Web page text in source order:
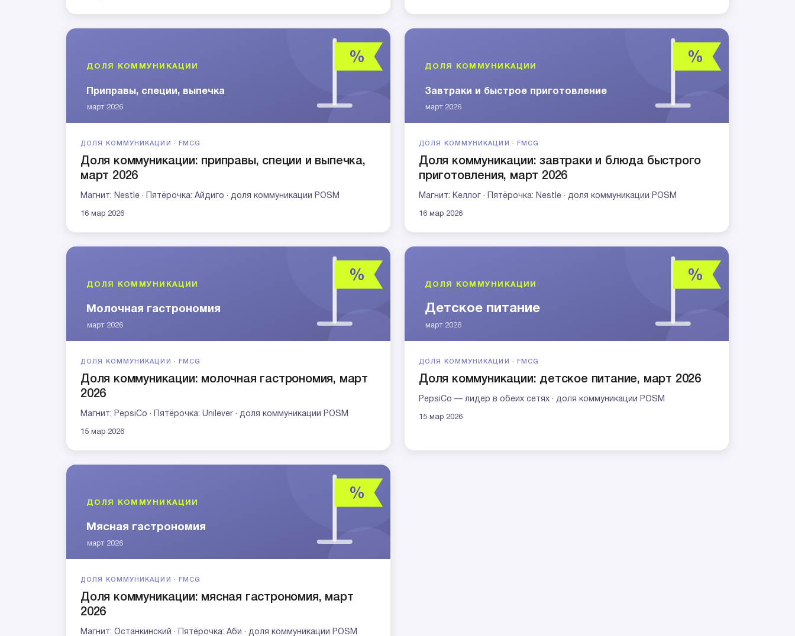
ДОЛЯ КОММУНИКАЦИИ · FMCG
Доля коммуникации: приправы, специи и выпечка,
март 2026
Магнит: Nestle · Пятёрочка: Айдиго · доля коммуникации POSM
16 мар 2026
ДОЛЯ КОММУНИКАЦИИ · FMCG
Доля коммуникации: завтраки и блюда быстрого
приготовления, март 2026
Магнит: Келлог · Пятёрочка: Nestle · доля коммуникации POSM
16 мар 2026
ДОЛЯ КОММУНИКАЦИИ · FMCG
Доля коммуникации: молочная гастрономия, март
2026
Магнит: PepsiCo · Пятёрочка: Unilever · доля коммуникации POSM
15 мар 2026
ДОЛЯ КОММУНИКАЦИИ · FMCG
Доля коммуникации: детское питание, март 2026
PepsiCo — лидер в обеих сетях · доля коммуникации POSM
15 мар 2026
ДОЛЯ КОММУНИКАЦИИ · FMCG
Доля коммуникации: мясная гастрономия, март
2026
Магнит: Останкинский · Пятёрочка: Аби · доля коммуникации POSM